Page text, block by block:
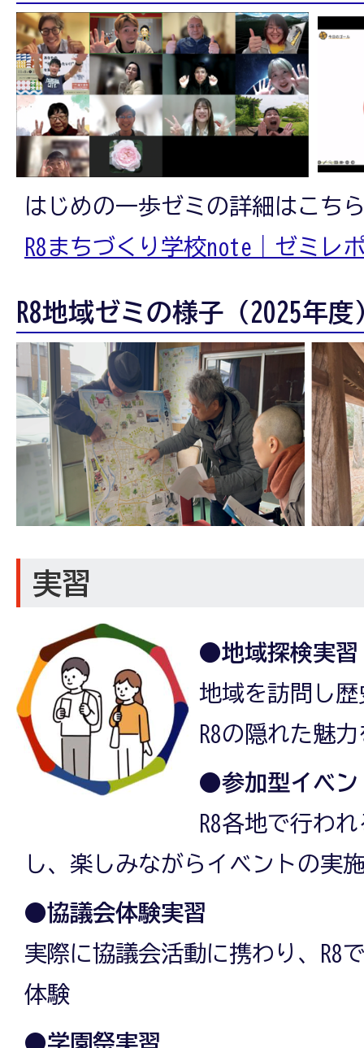
はじめの一歩ゼミの詳細はこち
R8まちづくり学校note｜ゼミレ
R8地域ゼミの様子（2025年度
実習
●地域探検実習
地域を訪問し
R8の隠れた魅
●参加型イベン
R8各地で行わ
し、楽しみながらイベントの実
●協議会体験実習
実際に協議会活動に携わり、R8
体験
●学園祭実習